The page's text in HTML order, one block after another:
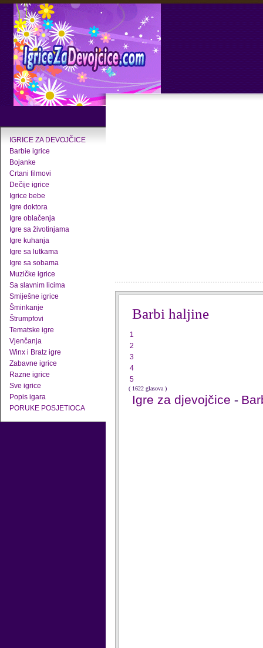
IGRICE ZA DEVOJČICE
Barbie igrice
Bojanke
Crtani filmovi
Dečije igrice
Igrice bebe
Igre doktora
Igre oblačenja
Igre sa životinjama
Igre kuhanja
Igre sa lutkama
Igre sa sobama
Muzičke igrice
Sa slavnim licima
Smiješne igrice
Šminkanje
Štrumpfovi
Tematske igre
Vjenčanja
Winx i Bratz igre
Zabavne igrice
Razne igrice
Sve igrice
Popis igara
PORUKE POSJETIOCA
Barbi haljine
1
2
3
4
5
( 1622 glasova )
Igre za djevojčice -